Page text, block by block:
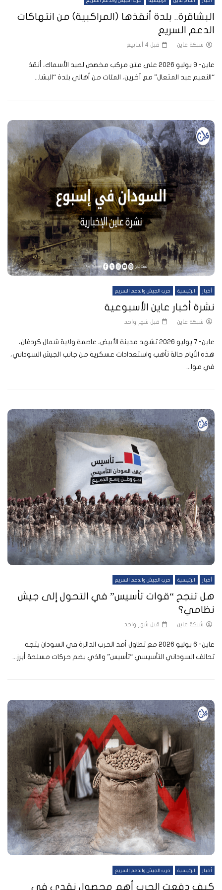
البشاقرة.. بلدة أنقذها (المراكبية) من انتهاكات
الدعم السريع
شبكة عاين قبل 4 أسابيع
عاين- 9 يوليو 2026 على متن مركب مخصص لصيد الأسماك، أنقذ
“النعيم عبد المتعال” مع آخرين، المئات من أهالي بلدة “البشا...
أخبار الرئيسية حرب الجيش والدعم السريع
نشرة أخبار عاين الأسبوعية
شبكة عاين قبل شهر واحد
عاين- 7 يوليو 2026 تشهد مدينة الأبيض، عاصمة ولاية شمال كردفان،
هذه الأيام حالة تأهب واستعدادات عسكرية من جانب الجيش السوداني،
في موا...
أخبار الرئيسية حرب الجيش والدعم السريع
هل تنجح “قوات تأسيس” في التحول إلى جيش
نظامي؟
شبكة عاين قبل شهر واحد
عاين- 6 يوليو 2026 مع تطاول أمد الحرب الدائرة في السودان يتجه
تحالف السوداني التأسيسي “تأسيس” والذي يضم حركات مسلحة أبرز...
أخبار الرئيسية حرب الجيش والدعم السريع
كيف دفعت الحرب أهم محصول نقدي في